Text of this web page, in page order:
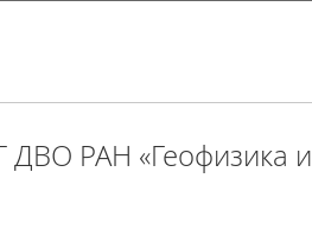
ДВО РАН «Геофизика и